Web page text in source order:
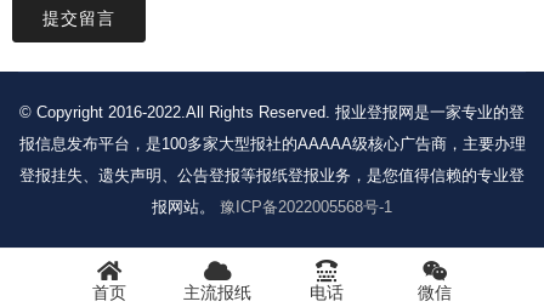
提交留言
© Copyright 2016-2022.All Rights Reserved. 报业登报网是一家专业的登
报信息发布平台，是100多家大型报社的AAAAA级核心广告商，主要办理
登报挂失、遗失声明、公告登报等报纸登报业务，是您值得信赖的专业登
报网站。 豫ICP备2022005568号-1
首页 主流报纸 电话 微信